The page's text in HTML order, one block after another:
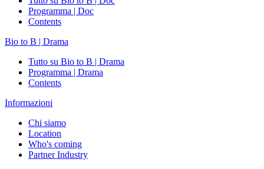
Programma | Doc
Contents
Bio to B | Drama
Tutto su Bio to B | Drama
Programma | Drama
Contents
Informazioni
Chi siamo
Location
Who's coming
Partner Industry